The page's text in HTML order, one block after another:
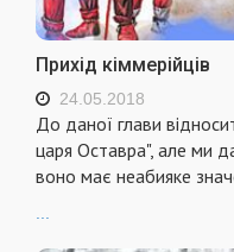
Прихід кіммерійців
24.05.2018
До даної глави
царя Оставра", але ми
воно має неабияке